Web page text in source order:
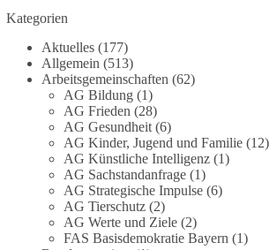
aufgearbeitet.
Auch in Deutschland warten viele Menschen bis
heute auf Antworten:
❓ Wie wurden politische Entscheidungen
getroffen?
❓ Welche Maßnahmen waren notwendig und
welche nicht?
❓Und wer übernimmt die Verantwortung für die
massiven Folgen für Kinder, Familien,
Unternehmen und das Vertrauen in unseren
Rechtsstaat?
Kategorien
Aktuelles(177)
Allgemein (513)
Arbeitsgemeinschaften (62)
AG Bildung(1)
AG Frieden (28)
AG Gesundheit(6)
AG Kinder, Jugend und Familie(12)
AG Künstliche Intelligenz(1)
AG Sachstandanfrage(1)
AG Strategische Impulse(6)
AG Tierschutz(2)
AG Werte und Ziele(2)
FAS Basisdemokratie Bayern (1)